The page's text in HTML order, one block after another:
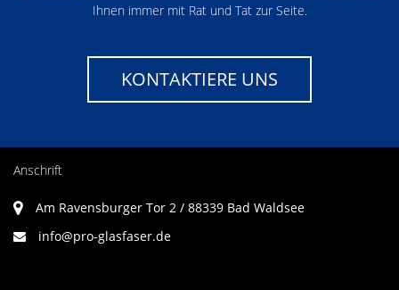
Ihnen immer mit Rat und Tat zur Seite.
KONTAKTIERE UNS
Anschrift
Am Ravensburger Tor 2 / 88339 Bad Waldsee
info@pro-glasfaser.de